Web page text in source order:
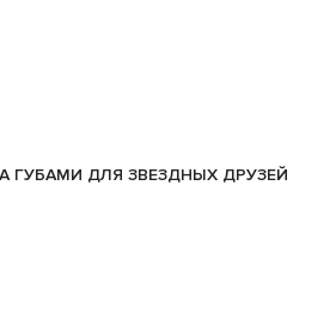
ГУБАМИ ДЛЯ ЗВЕЗДНЫХ ДРУЗЕЙ